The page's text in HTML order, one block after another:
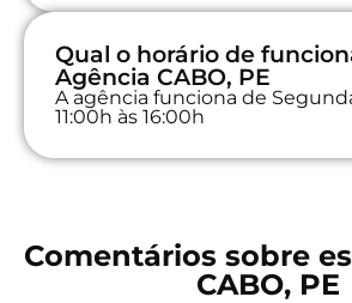
Qual o horário de
Agência CABO, PE
A agência funciona de
11:00h às 16:00h
Comentários sobre
CABO, PE